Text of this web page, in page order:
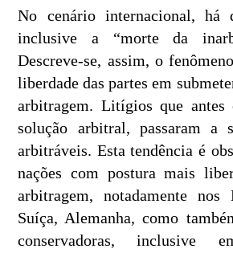
No cenário internacional, há
inclusive a “morte da
Descreve-se, assim, o
liberdade das partes em
arbitragem. Litígios que antes
solução arbitral, passaram a
arbitráveis. Esta tendência é
nações com postura mais
arbitragem, notadamente nos
Suíça, Alemanha, como
conservadoras, inclusive